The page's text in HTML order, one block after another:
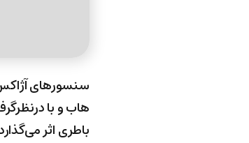
سنسور‌های آژاکس
هاب و با
باطری اثر